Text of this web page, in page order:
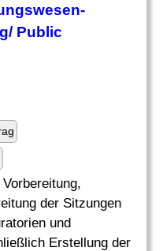
/ Public
der Sitzungen
und
Erstellung der